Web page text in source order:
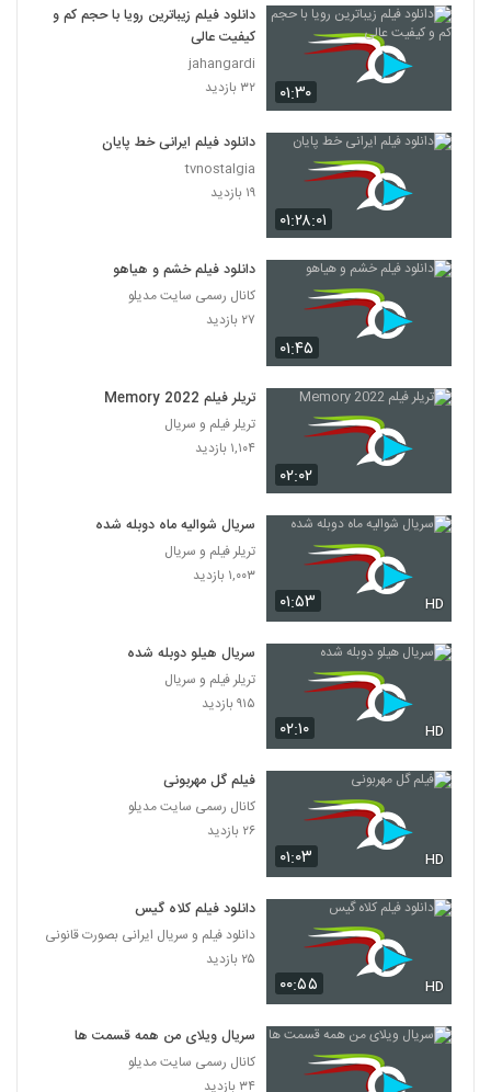
۰۱:۳۰
دانلود فیلم زیباترین رویا با حجم کم و
کیفیت عالی
jahangardi
۳۲ بازدید
۰۱:۲۸:۰۱
دانلود فیلم ایرانی خط پایان
tvnostalgia
۱۹ بازدید
۰۱:۴۵
دانلود فیلم خشم و هیاهو
کانال رسمی سایت مدیلو
۲۷ بازدید
۰۲:۰۲
تریلر فیلم Memory 2022
تریلر فیلم و سریال
۱,۱۰۴ بازدید
۰۱:۵۳ HD
سریال شوالیه ماه دوبله شده
تریلر فیلم و سریال
۱,۰۰۳ بازدید
۰۲:۱۰ HD
سریال هیلو دوبله شده
تریلر فیلم و سریال
۹۱۵ بازدید
۰۱:۰۳ HD
فیلم گل مهربونی
کانال رسمی سایت مدیلو
۲۶ بازدید
۰۰:۵۵ HD
دانلود فیلم کلاه گیس
دانلود فیلم و سریال ایرانی بصورت قانونی
۲۵ بازدید
سریال ویلای من همه قسمت ها
کانال رسمی سایت مدیلو
۳۴ بازدید